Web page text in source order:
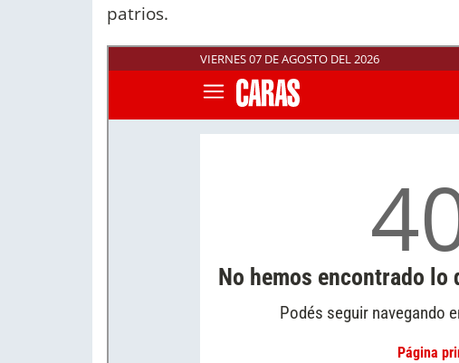
patrios.